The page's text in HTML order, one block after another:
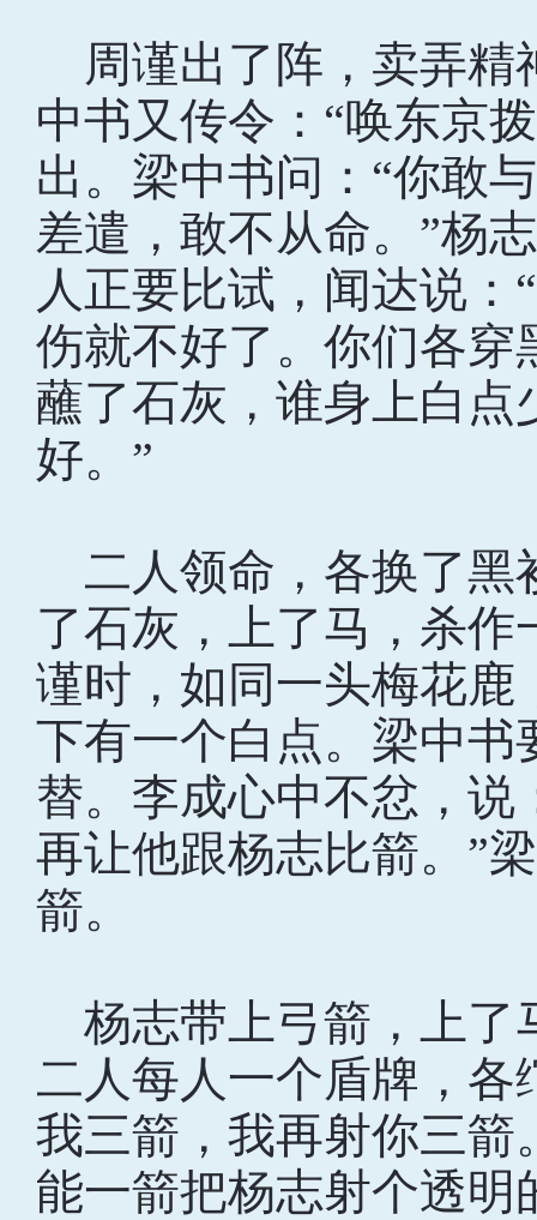
周谨出了阵，卖弄精
中书又传令：“唤东京
出。梁中书问：“你敢
差遣，敢不从命。”杨
人正要比试，闻达说
伤就不好了。你们各穿
蘸了石灰，谁身上白点
好。”
二人领命，各换了黑
了石灰，上了马，杀
谨时，如同一头梅花鹿
下有一个白点。梁中书
替。李成心中不忿，说
再让他跟杨志比箭。”
箭。
杨志带上弓箭，上了
二人每人一个盾牌，各
我三箭，我再射你三箭
能一箭把杨志射个透